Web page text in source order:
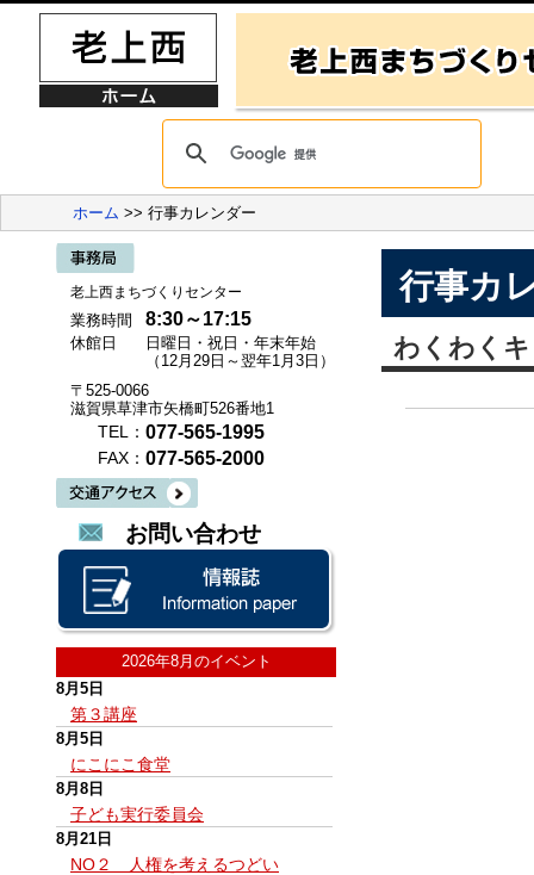
ホーム >> 行事カレンダー
老上西まちづくりセンター
業務時間 8:30～17:15
休館日
日曜日・祝日・年末年始
（12月29日～翌年1月3日）
〒525-0066
滋賀県草津市矢橋町526番地1
TEL： 077-565-1995
FAX： 077-565-2000
お問い合わせ
2026年8月のイベント
8月5日
第３講座
8月5日
にこにこ食堂
8月8日
子ども実行委員会
8月21日
NO２ 人権を考えるつどい
行事カ
わくわく